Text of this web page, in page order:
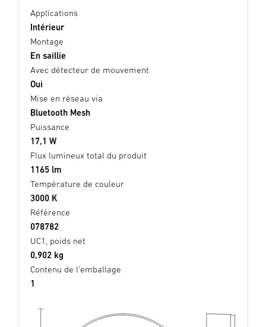
Applications
Intérieur
Montage
En saillie
Avec détecteur de mouvement
Oui
Mise en réseau via
Bluetooth Mesh
Puissance
17,1 W
Flux lumineux total du produit
1165 lm
Température de couleur
3000 K
Référence
078782
UC1, poids net
0,902 kg
Contenu de l'emballage
1